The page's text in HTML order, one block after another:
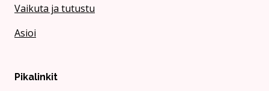
Vaikuta ja tutustu
Asioi
Pikalinkit